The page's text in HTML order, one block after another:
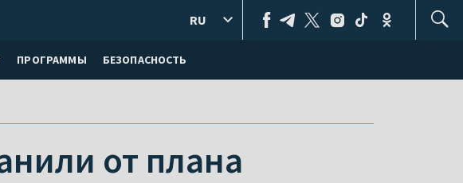
ПРОГРАММЫ БЕЗОПАСНОСТЬ
RU
от плана